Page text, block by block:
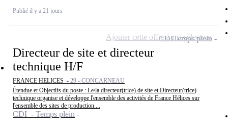
Publié il y a 21 jours
Directeur de site et directeur
technique H/F
FRANCE HELICES - 29 - CONCARNEAU
Étendue et Objectifs du poste : Le/la directeur(trice) de site et Directeur(trice)
technique organise et développe l'ensemble des activités de France Hélices sur
l'ensemble des sites de production....
CDI - Temps plein
CDITemps plein
Ajouter cette offre à ma sélection